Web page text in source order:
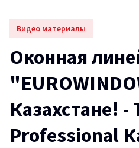
Видео материалы
Оконная
Казахстане! -
Professional